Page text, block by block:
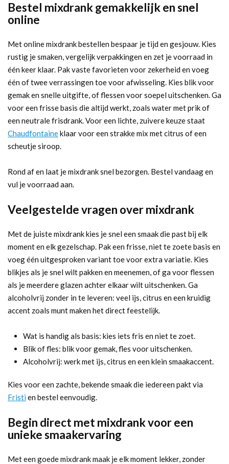
Bestel mixdrank gemakkelijk en snel
online
Met online mixdrank bestellen bespaar je tijd en gesjouw. Kies
rustig je smaken, vergelijk verpakkingen en zet je voorraad in
één keer klaar. Pak vaste favorieten voor zekerheid en voeg
één of twee verrassingen toe voor afwisseling. Kies blik voor
gemak en snelle uitgifte, of flessen voor soepel uitschenken. Ga
voor een frisse basis die altijd werkt, zoals water met prik of
een neutrale frisdrank. Voor een lichte, zuivere keuze staat
Chaudfontaineklaar voor een strakke mix met citrus of een
scheutje siroop.
Rond af en laat je mixdrank snel bezorgen. Bestel vandaag en
vul je voorraad aan.
Veelgestelde vragen over mixdrank
Met de juiste mixdrank kies je snel een smaak die past bij elk
moment en elk gezelschap. Pak een frisse, niet te zoete basis en
voeg één uitgesproken variant toe voor extra variatie. Kies
blikjes als je snel wilt pakken en meenemen, of ga voor flessen
als je meerdere glazen achter elkaar wilt uitschenken. Ga
alcoholvrij zonder in te leveren: veel ijs, citrus en een kruidig
accent zoals munt maken het direct feestelijk.
Wat is handig als basis: kies iets fris en niet te zoet.
Blik of fles: blik voor gemak, fles voor uitschenken.
Alcoholvrij: werk met ijs, citrus en een klein smaakaccent.
Kies voor een zachte, bekende smaak die iedereen pakt via
Fristi en bestel eenvoudig.
Begin direct met mixdrank voor een
unieke smaakervaring
Met een goede mixdrank maak je elk moment lekker, zonder